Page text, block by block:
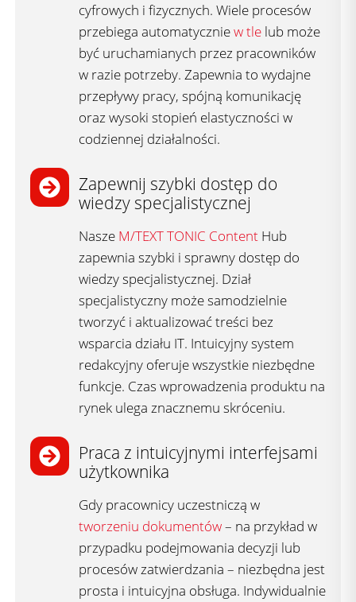
cyfrowych i fizycznych. Wiele procesów
przebiega automatyczniew tle lub może
być uruchamianych przez pracowników
w razie potrzeby. Zapewnia to wydajne
przepływy pracy, spójną komunikację
oraz wysoki stopień elastyczności w
codziennej działalności.
Zapewnij szybki dostęp do
wiedzy specjalistycznej​
Nasze M/TEXT TONIC Content Hub
zapewnia szybki i sprawny dostęp do
wiedzy specjalistycznej. Dział
specjalistyczny może samodzielnie
tworzyć i aktualizować treści bez
wsparcia działu IT. Intuicyjny system
redakcyjny oferuje wszystkie niezbędne
funkcje. Czas wprowadzenia produktu na
rynek ulega znacznemu skróceniu.
Praca z intuicyjnymi interfejsami
użytkownika ​
Gdy pracownicy uczestniczą w
tworzeniu dokumentów– na przykład w
przypadku podejmowania decyzji lub
procesów zatwierdzania – niezbędna jest
prosta i intuicyjna obsługa. Indywidualnie